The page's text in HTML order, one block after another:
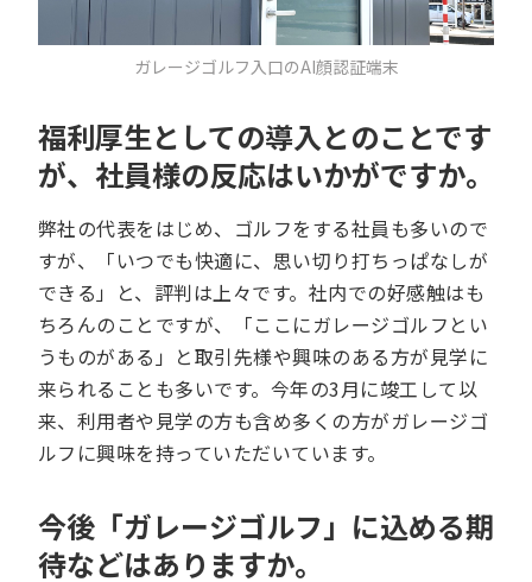
ガレージゴルフ入口のAI顔認証端末
福利厚生としての導入とのことです
が、社員様の反応はいかがですか。
弊社の代表をはじめ、ゴルフをする社員も多いので
すが、「いつでも快適に、思い切り打ちっぱなしが
できる」と、評判は上々です。社内での好感触はも
ちろんのことですが、「ここにガレージゴルフとい
うものがある」と取引先様や興味のある方が見学に
来られることも多いです。今年の3月に竣工して以
来、利用者や見学の方も含め多くの方がガレージゴ
ルフに興味を持っていただいています。
今後「ガレージゴルフ」に込める期
待などはありますか。